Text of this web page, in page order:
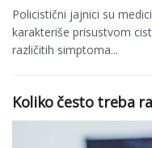
Policistični jajnici su
karakteriše prisustvom
različitih simptoma...
Koliko često treba